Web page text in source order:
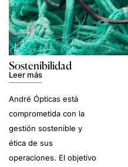
Sostenibilidad
Leer más
André Ópticas está
comprometida con la
gestión sostenible y
ética de sus
operaciones. El objetivo